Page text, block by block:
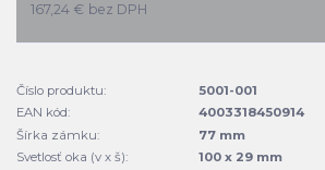
167,24 € bez DPH
Číslo produktu:
5001-001
EAN kód:
4003318450914
Šírka zámku:
77 mm
Svetlosť oka (v x š):
100 x 29 mm